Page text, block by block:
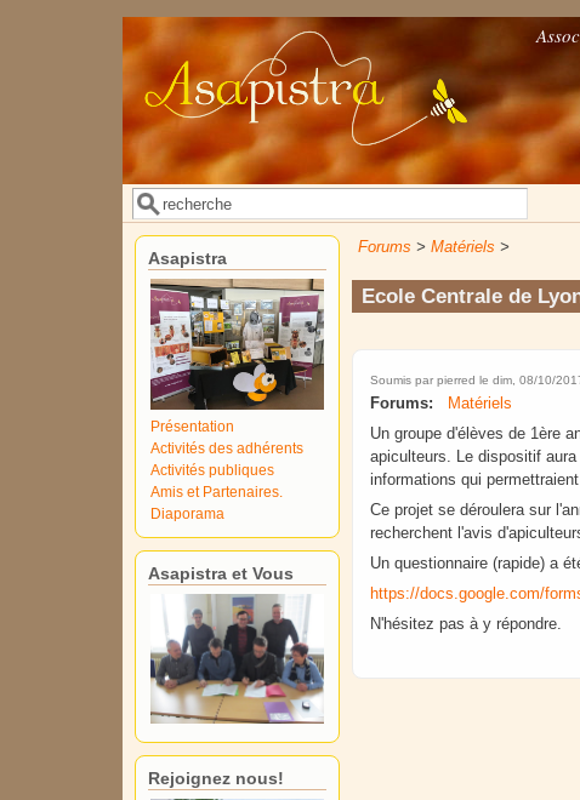
Formulaire de recherche
Rechercher
Forums >Matériels >
Ecole Centrale de
Soumis parpierred le dim, 08/10/
Forums:
Matériels
Un groupe d'élèves de 1ère
apiculteurs. Le dispositif
informations qui
Ce projet se déroulera sur
recherchent l'avis
Un questionnaire (rapide) a
https://docs.google.com/
N'hésitez pas à y répondre.
Asapistra
Présentation
Activités des adhérents
Activités publiques
Amis et Partenaires.
Diaporama
Asapistra et Vous
Rejoignez nous!